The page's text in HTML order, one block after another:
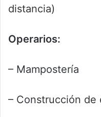
distancia)
Operarios:
– Mampostería
– Construcción